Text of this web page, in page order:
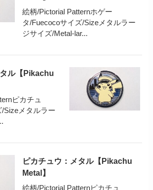
絵柄/Pictorial Patternホゲー
タ/Fuecocoサイズ/Sizeメタルラー
ジサイズ/Metal-lar...
ル【Pikachu
ピカチュ
Sizeメタルラー
ピカチュウ：メタル【Pikachu
Metal】
絵柄/Pictorial Patternピカチュ